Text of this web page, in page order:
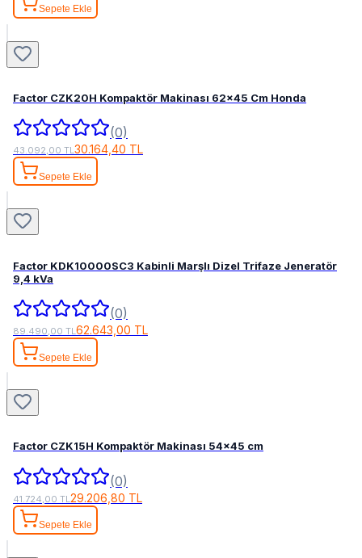
Sepete Ekle
Factor CZK20H Kompaktör Makinası 62x45 Cm Honda
(0)
43.092,00 TL30.164,40 TL
Sepete Ekle
Factor KDK10000SC3 Kabinli Marşlı Dizel Trifaze Jeneratör
9,4 kVa
(0)
89.490,00 TL62.643,00 TL
Sepete Ekle
Factor CZK15H Kompaktör Makinası 54x45 cm
(0)
41.724,00 TL 29.206,80 TL
Sepete Ekle